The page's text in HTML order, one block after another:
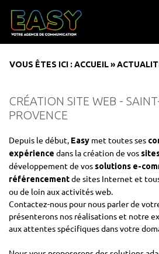
VOUS ÊTES ICI : ACCUEIL»
CRÉATION SITE WEB -
PROVENCE
Depuis le début, Easy met toutes ses
expérience dans la création de vos
développement de vos solutions e-
référencementde sites Internet et
ou de loin aux activités web.
Contactez-nous pour nous parler de
présenterons nos réalisations et notre
aux attentes spécifiques dans votre